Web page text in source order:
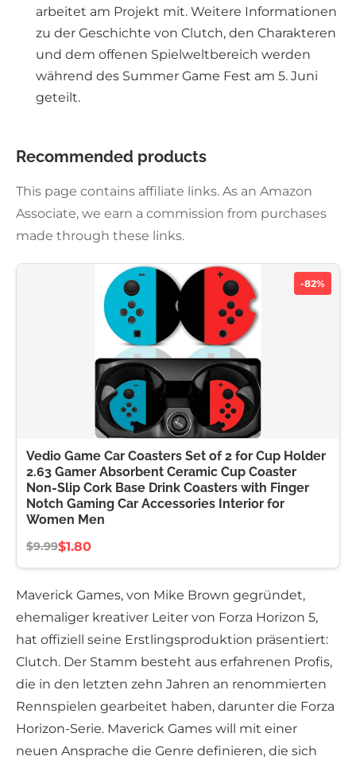
arbeitet am Projekt mit. Weitere Informationen
zu der Geschichte von Clutch, den Charakteren
und dem offenen Spielweltbereich werden
während des Summer Game Fest am 5. Juni
geteilt.
Recommended products
This page contains affiliate links. As an Amazon
Associate, we earn a commission from purchases
made through these links.
-82%
Vedio Game Car Coasters Set of 2 for Cup Holder
2.63 Gamer Absorbent Ceramic Cup Coaster
Non-Slip Cork Base Drink Coasters with Finger
Notch Gaming Car Accessories Interior for
Women Men
$9.99$1.80
Maverick Games, von Mike Brown gegründet,
ehemaliger kreativer Leiter von Forza Horizon 5,
hat offiziell seine Erstlingsproduktion präsentiert:
Clutch. Der Stamm besteht aus erfahrenen Profis,
die in den letzten zehn Jahren an renommierten
Rennspielen gearbeitet haben, darunter die Forza
Horizon-Serie. Maverick Games will mit einer
neuen Ansprache die Genre definieren, die sich